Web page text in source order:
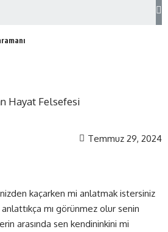
Hayat Felsefesi
Temmuz 29, 2024
kaçarken mi anlatmak istersiniz
mı görünmez olur senin
arasında sen kendininkini mi